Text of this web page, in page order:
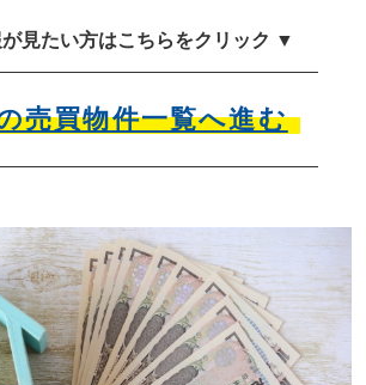
見たい方はこちらをクリック ▼
売買物件一覧へ進む